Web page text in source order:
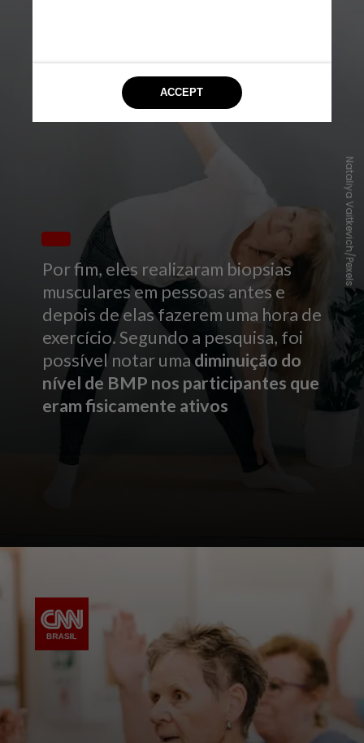
Por fim, eles realizaram biopsias
musculares em pessoas antes e
depois de elas fazerem uma hora de
exercício. Segundo a pesquisa, foi
possível notar uma diminuição do
nível de BMP nos participantes que
eram fisicamente ativos
Nataliya Vaitkevich/Pexels